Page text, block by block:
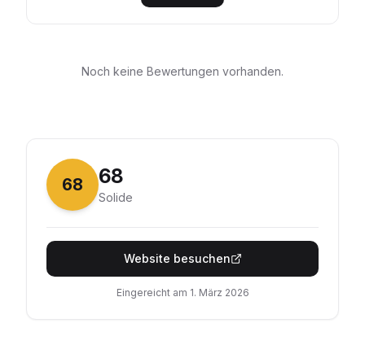
Noch keine Bewertungen vorhanden.
68 68
Solide
Website besuchen
Eingereicht am 1. März 2026